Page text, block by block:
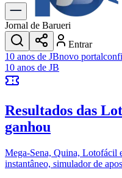
Dia a Dia & Lazer
Transportes
Gastronomia
Cinema & Shows
JogosNovo
Anuncie no Portal
Cadastrar Empresa
Divulgar Vagas
Política
Jornal de Barueri
Entrar
10 anos de JBnovo portal
10 anos de JB
Resultados das
ganhou
Mega-Sena, Quina, Lotofácil
instantâneo, simulador de